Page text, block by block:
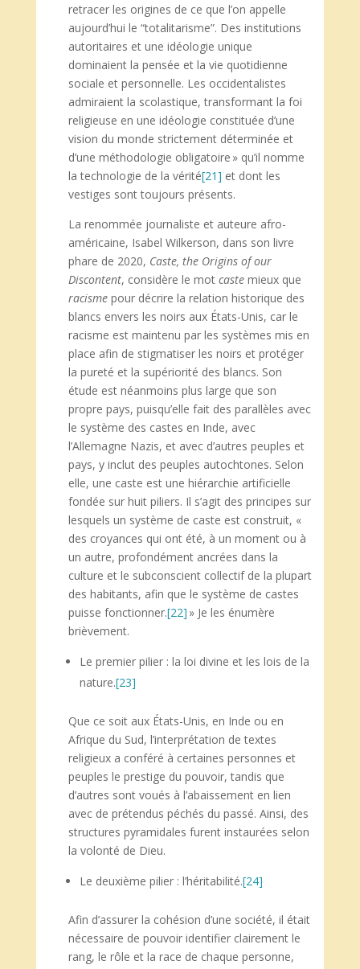
retracer les origines de ce que l’on appelle
aujourd’hui le “totalitarisme”. Des institutions
autoritaires et une idéologie unique
dominaient la pensée et la vie quotidienne
sociale et personnelle. Les occidentalistes
admiraient la scolastique, transformant la foi
religieuse en une idéologie constituée d’une
vision du monde strictement déterminée et
d’une méthodologie obligatoire » qu’il nomme
la technologie de la vérité[21] et dont les
vestiges sont toujours présents.
La renommée journaliste et auteure afro-
américaine, Isabel Wilkerson, dans son livre
phare de 2020, Caste, the Origins of our
Discontent, considère le mot castemieux que
racismepour décrire la relation historique des
blancs envers les noirs aux États-Unis, car le
racisme est maintenu par les systèmes mis en
place afin de stigmatiser les noirs et protéger
la pureté et la supériorité des blancs. Son
étude est néanmoins plus large que son
propre pays, puisqu’elle fait des parallèles avec
le système des castes en Inde, avec
l’Allemagne Nazis, et avec d’autres peuples et
pays, y inclut des peuples autochtones. Selon
elle, une caste est une hiérarchie artificielle
fondée sur huit piliers. Il s’agit des principes sur
lesquels un système de caste est construit, «
des croyances qui ont été, à un moment ou à
un autre, profondément ancrées dans la
culture et le subconscient collectif de la plupart
des habitants, afin que le système de castes
puisse fonctionner.[22] » Je les énumère
brièvement.
Le premier pilier : la loi divine et les lois de la
nature.[23]
Que ce soit aux États-Unis, en Inde ou en
Afrique du Sud, l’interprétation de textes
religieux a conféré à certaines personnes et
peuples le prestige du pouvoir, tandis que
d’autres sont voués à l’abaissement en lien
avec de prétendus péchés du passé. Ainsi, des
structures pyramidales furent instaurées selon
la volonté de Dieu.
Le deuxième pilier : l’héritabilité.[24]
Afin d’assurer la cohésion d’une société, il était
nécessaire de pouvoir identifier clairement le
rang, le rôle et la race de chaque personne,